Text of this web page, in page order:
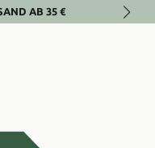
AB 35 €